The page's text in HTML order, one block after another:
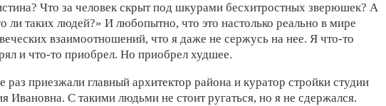
Что за человек скрыт под шкурами бесхитростных зверюшек? А
ли таких людей?» И любопытно, что это настолько реально в мире
взаимоотношений, что я даже не сержусь на нее. Я что-то
и что-то приобрел. Но приобрел худшее.
раз приезжали главный архитектор района и куратор стройки студии
Ивановна. С такими людьми не стоит ругаться, но я не сдержался.